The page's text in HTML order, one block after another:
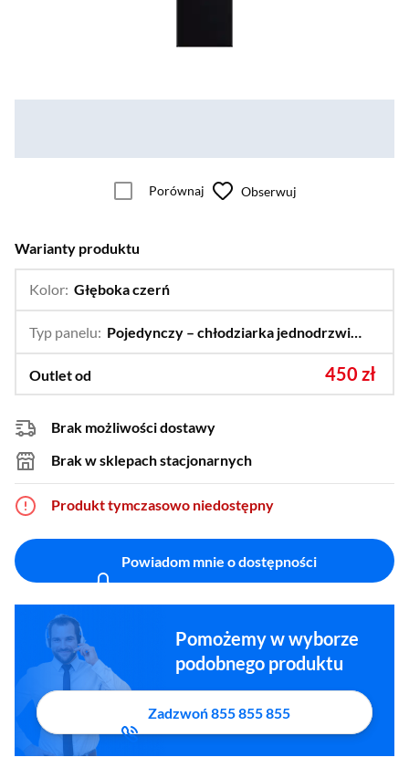
Porównaj Obserwuj
Warianty produktu
Kolor: Głęboka czerń
…
Typ panelu: Pojedynczy – chłodziarka jednodrzwiowa Slim 1,85m
Outlet od 450 zł
Brak możliwości dostawy
Brak w sklepach stacjonarnych
Produkt tymczasowo niedostępny
Powiadom mnie o dostępności
Pomożemy w wyborze
podobnego produktu
Zadzwoń 855 855 855